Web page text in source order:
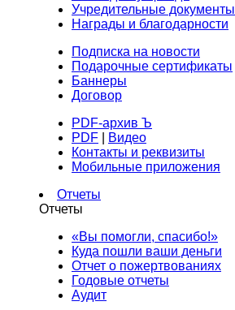
Учредительные документы
Награды и благодарности
Подписка на новости
Подарочные сертификаты
Баннеры
Договор
PDF-архив Ъ
PDF
Видео
Контакты и реквизиты
Мобильные приложения
Отчеты
Отчеты
«Вы помогли, спасибо!»
Куда пошли ваши деньги
Отчет о пожертвованиях
Годовые отчеты
Аудит